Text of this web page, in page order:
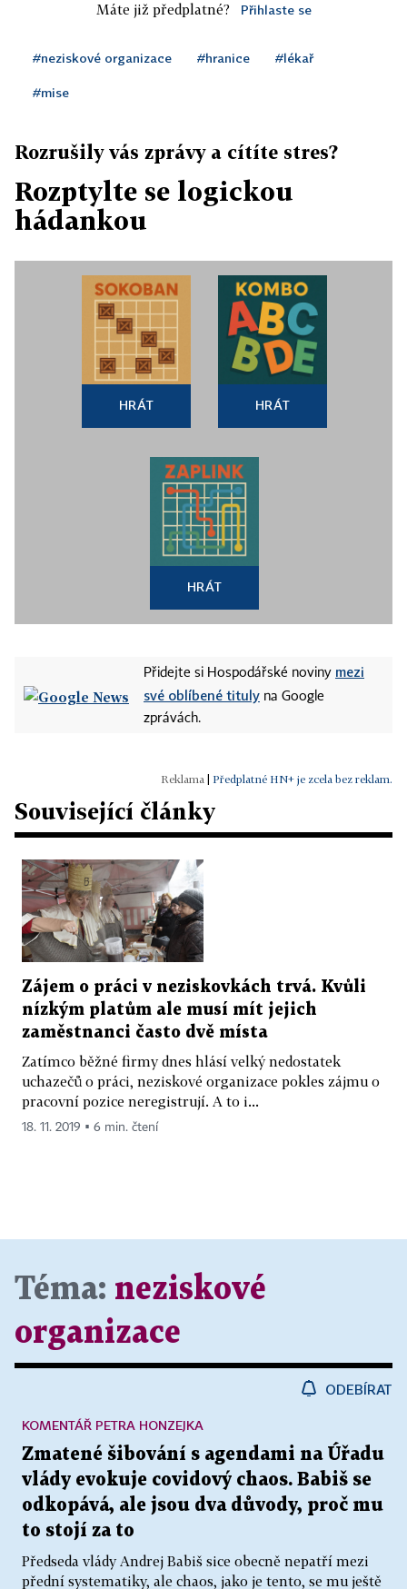
Máte již předplatné? Přihlaste se
#neziskové organizace #hranice #lékař
#mise
Rozrušily vás zprávy a cítíte stres?
Rozptylte se logickou
hádankou
HRÁT HRÁT
HRÁT
Přidejte si Hospodářské noviny mezi
své oblíbené tituly na Google
zprávách.
Předplatné HN+ je zcela bez reklam.
Související články
Zájem o práci v neziskovkách trvá. Kvůli
nízkým platům ale musí mít jejich
zaměstnanci často dvě místa
Zatímco běžné firmy dnes hlásí velký nedostatek
uchazečů o práci, neziskové organizace pokles zájmu o
pracovní pozice neregistrují. A to i...
18. 11. 2019 ▪ 6 min. čtení
Téma: neziskové
organizace
ODEBÍRAT
Zmatené šibování s agendami na Úřadu
vlády evokuje covidový chaos. Babiš se
odkopává, ale jsou dva důvody, proč mu
to stojí za to
Předseda vlády Andrej Babiš sice obecně nepatří mezi
přední systematiky, ale chaos, jako je tento, se mu ještě
KOMENTÁŘ PETRA HONZEJKA